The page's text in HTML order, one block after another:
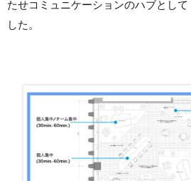
たせコミュニケーションのハブとし
した。